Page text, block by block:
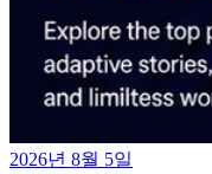
2026년 8월 5일